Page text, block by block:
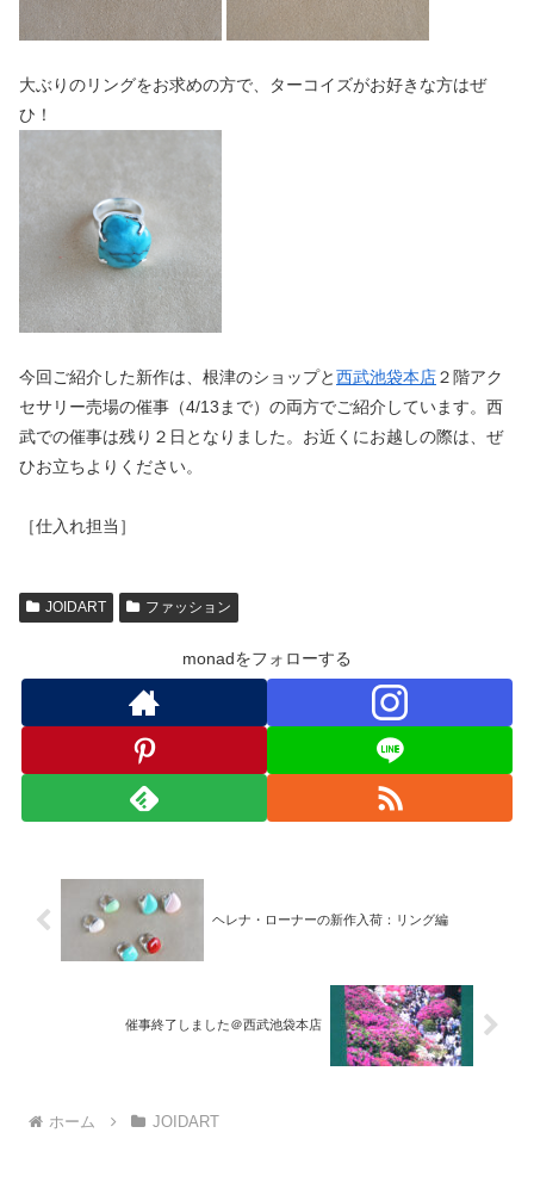
大ぶりのリングをお求めの方で、ターコイズがお好きな方はぜ
ひ！
今回ご紹介した新作は、根津のショップと西武池袋本店２階アク
セサリー売場の催事（4/13まで）の両方でご紹介しています。西
武での催事は残り２日となりました。お近くにお越しの際は、ぜ
ひお立ちよりください。
［仕入れ担当］
JOIDART ファッション
monadをフォローする
ヘレナ・ローナーの新作入荷：リング編
催事終了しました＠西武池袋本店
ホーム JOIDART